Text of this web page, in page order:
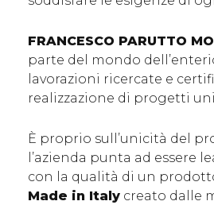
FRANCESCO PARUTTO
parte del mondo
lavorazioni ricercate e
realizzazione di progetti
È proprio sull’unicità del
l’azienda punta ad essere
con la qualità di un
Made in Italycreato dalle